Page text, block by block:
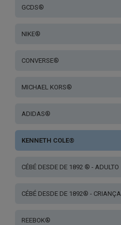
GCDS®
NIKE®
CONVERSE®
MICHAEL KORS®
ADIDAS®
KENNETH COLE®
CÉBÉ DESDE DE 1892 ® - ADULTO
CÉBÉ DESDE DE 1892® - CRIANÇA
REEBOK®